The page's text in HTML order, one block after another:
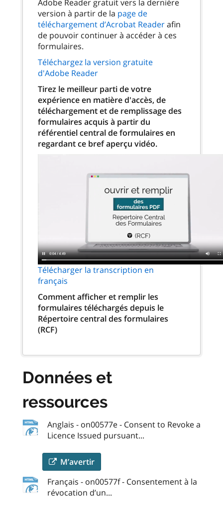
Adobe Reader gratuit vers la dernière
version à partir de la page de
téléchargement d’Acrobat Readerafin
de pouvoir continuer à accéder à ces
formulaires.
Téléchargez la version gratuite
d'Adobe Reader
Tirez le meilleur parti de votre
expérience en matière d'accès, de
téléchargement et de remplissage des
formulaires acquis à partir du
référentiel central de formulaires en
regardant ce bref aperçu vidéo.
Télécharger la transcription en
français
Comment afficher et remplir les
formulaires téléchargés depuis le
Répertoire central des formulaires
(RCF)
Données et
ressources
Anglais - on00577e - Consent to Revoke a
Licence Issued pursuant...
M’avertir
Français - on00577f - Consentement à la
révocation d’un...